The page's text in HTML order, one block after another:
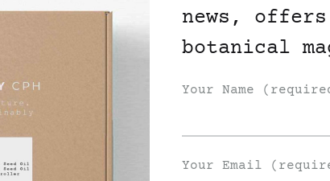
news, offers
botanical
Your Name
Your Email